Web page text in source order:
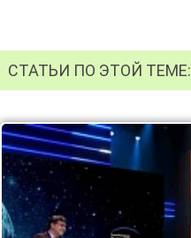
СТАТЬИ ПО ЭТОЙ ТЕМЕ: